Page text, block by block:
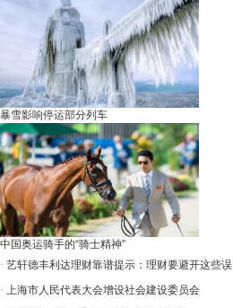
暴雪影响停运部分列车
中国奥运骑手的“骑士精神”
· 艺轩德丰利达理财靠谱提示：理财要避开这些误
· 上海市人民代表大会增设社会建设委员会